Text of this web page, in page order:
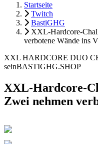
Startseite
Twitch
BastiGHG
XXL-Hardcore-
verbotene Wände ins
XXL HARDCORE DUO
seinBASTIGHG.SHOP
XXL-Hardcore-
Zwei nehmen